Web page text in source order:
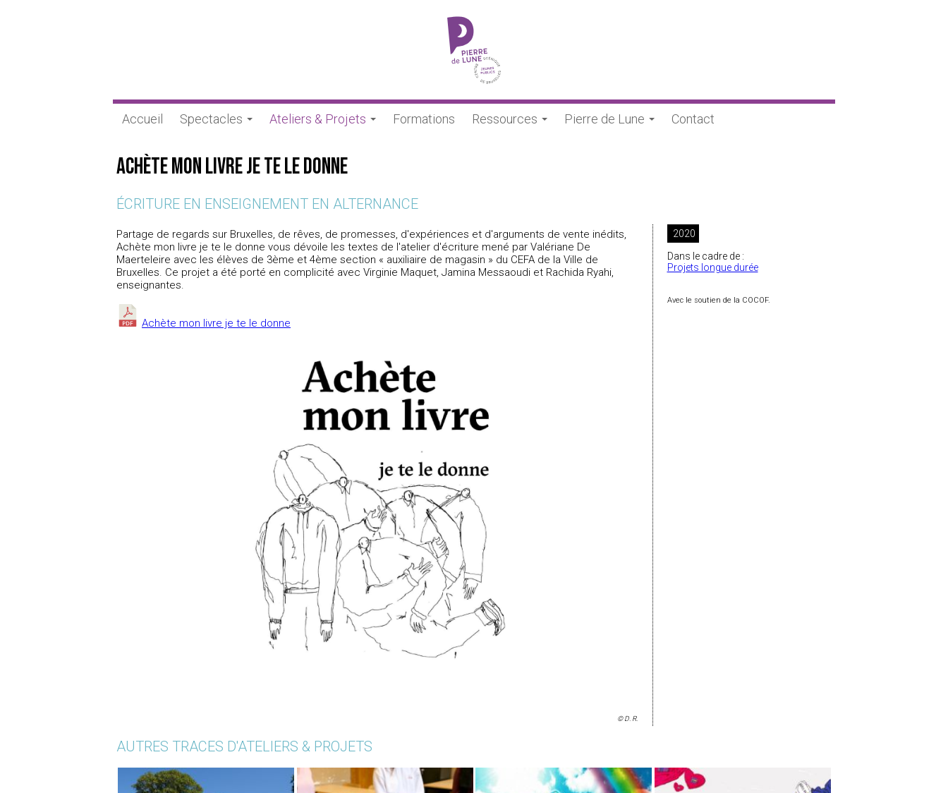
Accueil Spectacles Ateliers & Projets Formations Ressources Pierre de Lune Contact
Achète mon livre je te le donne
ÉCRITURE EN ENSEIGNEMENT EN ALTERNANCE
Partage de regards sur Bruxelles, de rêves, de promesses, d'expériences et d'arguments de vente inédits,
Achète mon livre je te le donne vous dévoile les textes de l'atelier d'écriture mené par Valériane De
Maerteleire avec les élèves de 3ème et 4ème section « auxiliaire de magasin » du CEFA de la Ville de
Bruxelles. Ce projet a été porté en complicité avec Virginie Maquet, Jamina Messaoudi et Rachida Ryahi,
enseignantes.
Achète mon livre je te le donne
© D. R.
2020
Dans le cadre de :
Projets longue durée
Avec le soutien de la COCOF.
AUTRES TRACES D'ATELIERS & PROJETS